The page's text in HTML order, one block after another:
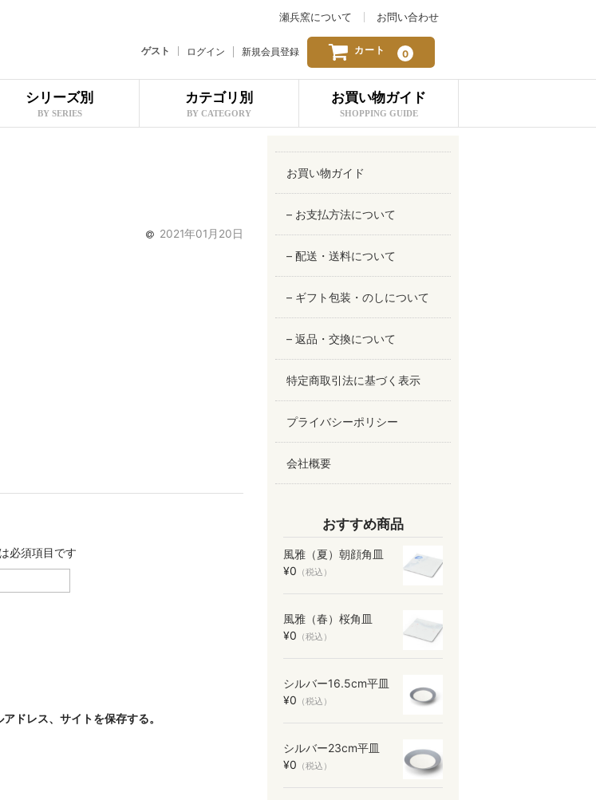
瀬兵窯について お問い合わせ
ゲスト ログイン 新規会員登録 カート 0
シリーズ別
BY SERIES
カテゴリ別
BY CATEGORY
お買い物ガイド
SHOPPING GUIDE
2021年01月20日
必須項目です
ドレス、サイトを保存する。
お買い物ガイド
– お支払方法について
– 配送・送料について
– ギフト包装・のしについて
– 返品・交換について
特定商取引法に基づく表示
プライバシーポリシー
会社概要
おすすめ商品
風雅（夏）朝顔角皿
¥0 （税込）
風雅（春）桜角皿
¥0 （税込）
シルバー16.5cm平皿
¥0 （税込）
シルバー23cm平皿
¥0 （税込）